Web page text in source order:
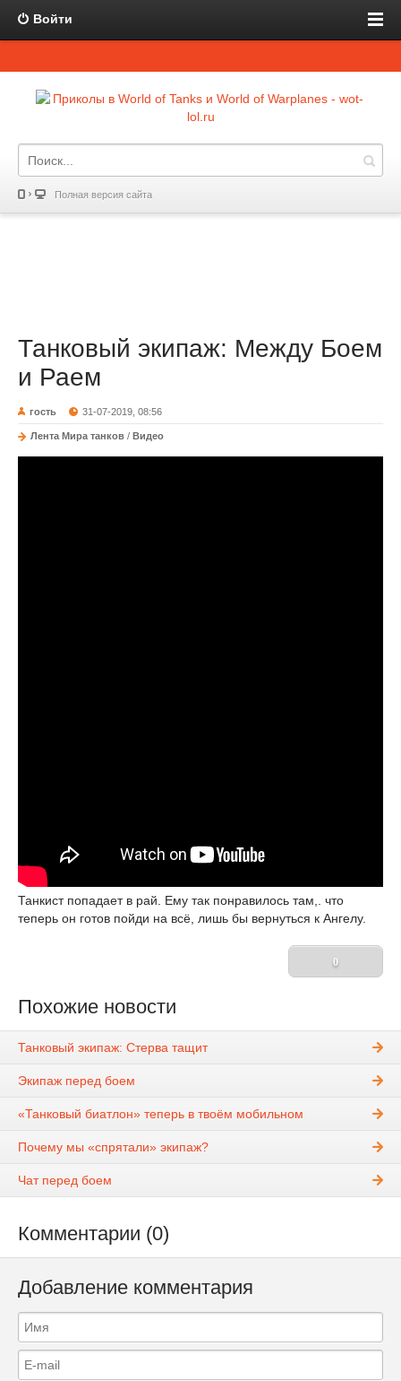
Войти
Полная версия сайта
Танковый экипаж: Между Боем
и Раем
гость 31-07-2019, 08:56
Лента Мира танков / Видео
Танкист попадает в рай. Ему так понравилось там,. что
теперь он готов пойди на всё, лишь бы вернуться к Ангелу.
0
Похожие новости
Танковый экипаж: Стерва тащит
Экипаж перед боем
«Танковый биатлон» теперь в твоём мобильном
Почему мы «спрятали» экипаж?
Чат перед боем
Комментарии (0)
Добавление комментария